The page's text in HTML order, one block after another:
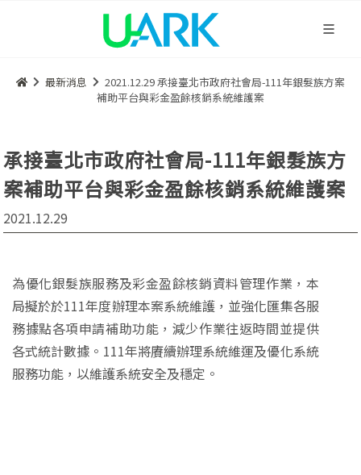
最新消息
2021.12.29 承接臺北市政府社會局-111年銀髮族方案
補助平台與彩金盈餘核銷系統維護案
承接臺北市政府社會局-111年銀髮族方
案補助平台與彩金盈餘核銷系統維護案
2021.12.29
為優化銀髮族服務及彩金盈餘核銷資料管理作業，本
局擬於於111年度辦理本案系統維護，並強化匯集各服
務據點各項申請補助功能，減少作業往返時間並提供
各式統計數據。111年將賡續辦理系統維運及優化系統
服務功能，以維護系統安全及穩定。